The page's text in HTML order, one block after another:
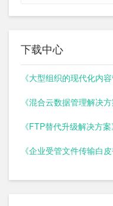
下载中心
《大型组织的现代化内容
《混合云数据管理解决方
《FTP替代升级解决方案
《企业受管文件传输白皮